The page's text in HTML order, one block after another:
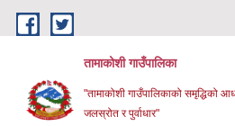
Skip to main content
तामाकोशी गाउँपालिका
"तामाकोशी गाउँपालिकाको समृद्धिको
जलस्रोत र पुर्वाधार"